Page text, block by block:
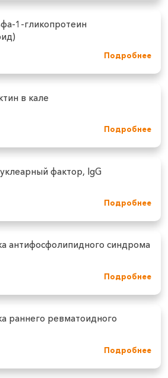
1-гликопротеин
Подробнее
в кале
Подробнее
фактор, IgG
Подробнее
антифосфолипидного синдрома
Подробнее
раннего ревматоидного
Подробнее